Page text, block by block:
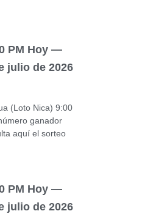
PM Hoy —
julio de 2026
(Loto Nica) 9:00
ganador
aquí el sorteo
PM Hoy —
julio de 2026